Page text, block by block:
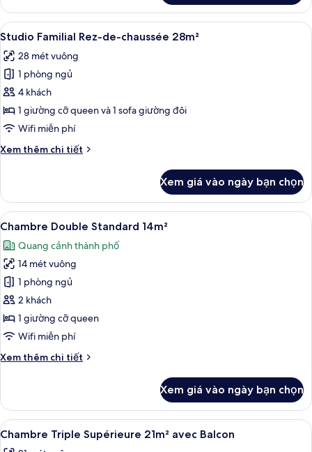
Chambre
Executive
20m²
Balcon
Xem
tất
cả
ảnh
Studio
Familial
Rez-
chaussée
Studio Familial Rez-de-chaussée
9
Studio Familial Rez-de-chaussée 28m²
28 mét vuông
1 phòng ngủ
4 khách
1 giường cỡ queen và 1 sofa giường đôi
Wifi miễn phí
Xem thêm chi tiết
Chi
Studio
Familial
Rez-
chaussée
28m²
Xem giá vào ngày bạn chọn
Xem
tất
cả
ảnh
Chambre
Double
Standard
14m²
Chambre Double Standard 14m² |
21
Chambre Double Standard 14m²
Quang cảnh thành phố
14 mét vuông
1 phòng ngủ
2 khách
1 giường cỡ queen
Wifi miễn phí
Xem thêm chi tiết
Chi
Chambre
Double
Standard
Xem giá vào ngày bạn chọn
Xem
tất
Chambre Triple Supérieure 21m²
6
Chambre Triple Supérieure 21m² avec Balcon